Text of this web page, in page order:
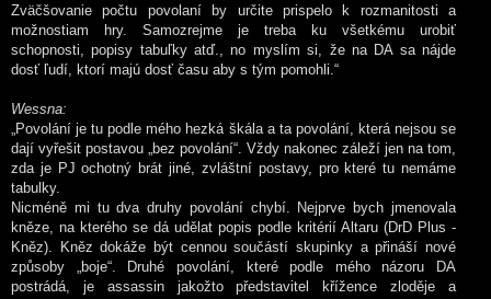
Zväčšovanie počtu povolaní by určite prispelo k rozmanitosti a
možnostiam hry. Samozrejme je treba ku všetkému urobiť
schopnosti, popisy tabuľky atď., no myslím si, že na DA sa nájde
dosť ľudí, ktorí majú dosť času aby s tým pomohli.“
Wessna:
„Povolání je tu podle mého hezká škála a ta povolání, která nejsou se
dají vyřešit postavou „bez povolání“. Vždy nakonec záleží jen na tom,
zda je PJ ochotný brát jiné, zvláštní postavy, pro které tu nemáme
tabulky.
Nicméně mi tu dva druhy povolání chybí. Nejprve bych jmenovala
kněze, na kterého se dá udělat popis podle kritérií Altaru (DrD Plus -
Kněz). Kněz dokáže být cennou součástí skupinky a přináší nové
způsoby „boje“. Druhé povolání, které podle mého názoru DA
postrádá, je assassin jakožto představitel křížence zloděje a